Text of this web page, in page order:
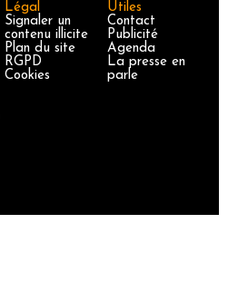
Légal
Signaler un
contenu illicite
Plan du site
RGPD
Cookies
Utiles
Contact
Publicité
Agenda
La presse en
parle